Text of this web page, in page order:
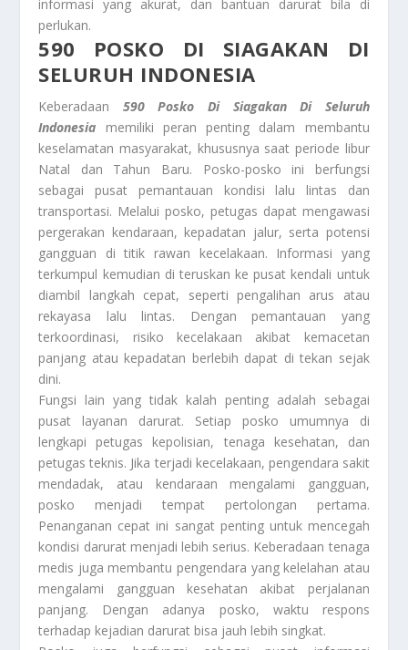
informasi yang akurat, dan bantuan darurat bila di
perlukan.
590 POSKO DI SIAGAKAN DI
SELURUH INDONESIA
Keberadaan 590 Posko Di Siagakan Di Seluruh
Indonesia memiliki peran penting dalam membantu
keselamatan masyarakat, khususnya saat periode libur
Natal dan Tahun Baru. Posko-posko ini berfungsi
sebagai pusat pemantauan kondisi lalu lintas dan
transportasi. Melalui posko, petugas dapat mengawasi
pergerakan kendaraan, kepadatan jalur, serta potensi
gangguan di titik rawan kecelakaan. Informasi yang
terkumpul kemudian di teruskan ke pusat kendali untuk
diambil langkah cepat, seperti pengalihan arus atau
rekayasa lalu lintas. Dengan pemantauan yang
terkoordinasi, risiko kecelakaan akibat kemacetan
panjang atau kepadatan berlebih dapat di tekan sejak
dini.
Fungsi lain yang tidak kalah penting adalah sebagai
pusat layanan darurat. Setiap posko umumnya di
lengkapi petugas kepolisian, tenaga kesehatan, dan
petugas teknis. Jika terjadi kecelakaan, pengendara sakit
mendadak, atau kendaraan mengalami gangguan,
posko menjadi tempat pertolongan pertama.
Penanganan cepat ini sangat penting untuk mencegah
kondisi darurat menjadi lebih serius. Keberadaan tenaga
medis juga membantu pengendara yang kelelahan atau
mengalami gangguan kesehatan akibat perjalanan
panjang. Dengan adanya posko, waktu respons
terhadap kejadian darurat bisa jauh lebih singkat.